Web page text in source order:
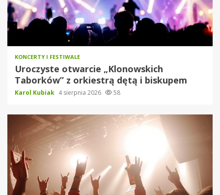
KONCERTY I FESTIWALE
Uroczyste otwarcie „Klonowskich
Taborków” z orkiestrą dętą i biskupem
Karol Kubiak 4 sierpnia 2026 58